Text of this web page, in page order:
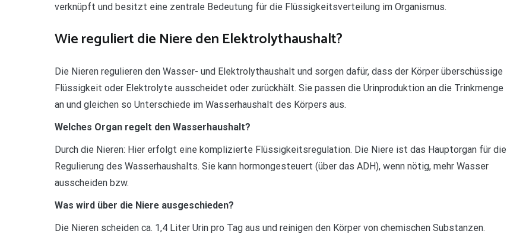
verknüpft und besitzt eine zentrale Bedeutung für die Flüssigkeitsverteilung im Organismus.
Wie reguliert die Niere den Elektrolythaushalt?
Die Nieren regulieren den Wasser- und Elektrolythaushalt und sorgen dafür, dass der Körper überschüssige
Flüssigkeit oder Elektrolyte ausscheidet oder zurückhält. Sie passen die Urinproduktion an die Trinkmenge
an und gleichen so Unterschiede im Wasserhaushalt des Körpers aus.
Welches Organ regelt den Wasserhaushalt?
Durch die Nieren: Hier erfolgt eine komplizierte Flüssigkeitsregulation. Die Niere ist das Hauptorgan für die
Regulierung des Wasserhaushalts. Sie kann hormongesteuert (über das ADH), wenn nötig, mehr Wasser
ausscheiden bzw.
Was wird über die Niere ausgeschieden?
Die Nieren scheiden ca. 1,4 Liter Urin pro Tag aus und reinigen den Körper von chemischen Substanzen.